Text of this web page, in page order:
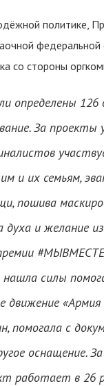
политике,
со стороны
определены
За
и их семьям,
пошива
и желание
#МЫВМЕСТЕ
силы
движение
помогала с
оснащение.
работает в 26